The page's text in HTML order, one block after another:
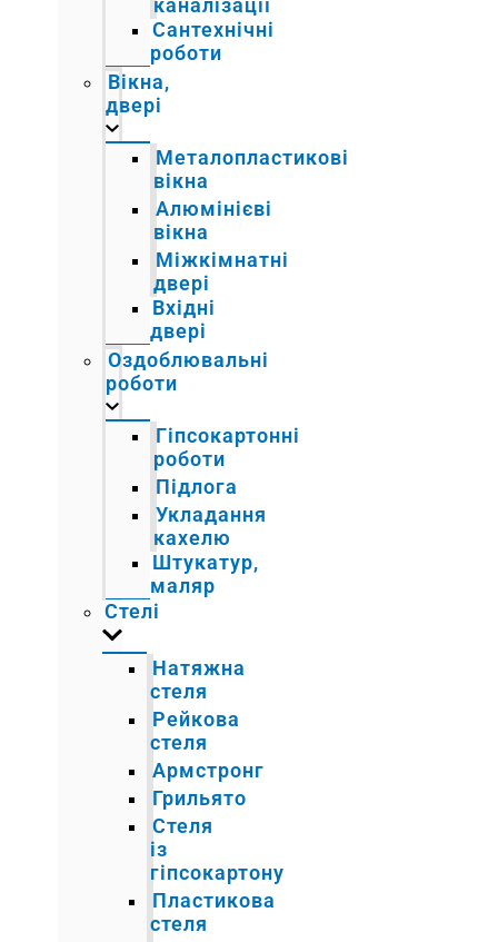
каналізації
Сантехнічні
роботи
Вікна,
двері
Металопластикові
вікна
Алюмінієві
вікна
Міжкімнатні
двері
Вхідні
двері
Оздоблювальні
роботи
Гіпсокартонні
роботи
Підлога
Укладання
кахелю
Штукатур,
маляр
Стелі
Натяжна
стеля
Рейкова
стеля
Армстронг
Грильято
Стеля
із
гіпсокартону
Пластикова
стеля